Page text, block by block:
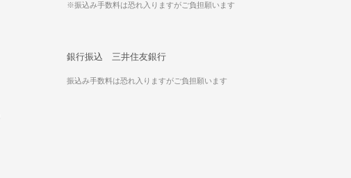
※振込み手数料は恐れ入りますがご負担願います
銀行振込 三井住友銀行
振込み手数料は恐れ入りますがご負担願います